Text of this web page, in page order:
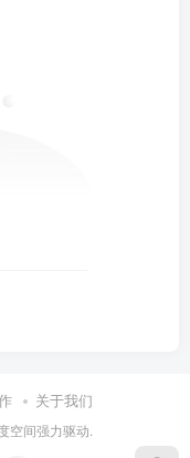
关于我们
空间强力驱动.